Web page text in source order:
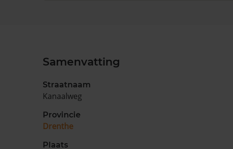
Samenvatting
Straatnaam
Kanaalweg
Provincie
Drenthe
Plaats